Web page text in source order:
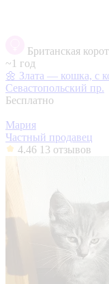
Британская
~1 год
🌼 Злата — кошка, с
Севастопольский пр.
Бесплатно
Мария
Частный продавец
4.46 13 отзывов